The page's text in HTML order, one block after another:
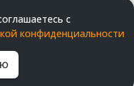
с
конфиденциальности